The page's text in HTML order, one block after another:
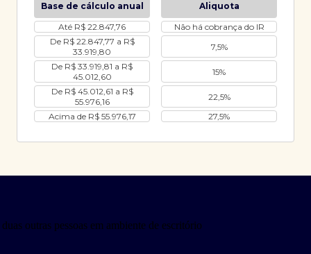
Base de cálculo anual
Aliquota
Até R$ 22.847,76
Não há cobrança do IR
De R$ 22.847,77 a R$
33.919,80
7,5%
De R$ 33.919,81 a R$
45.012,60
15%
De R$ 45.012,61 a R$
55.976,16
22,5%
Acima de R$ 55.976,17
27,5%